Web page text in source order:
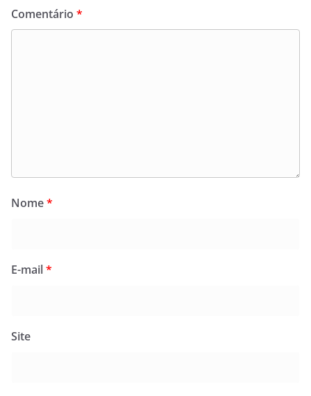
Comentário *
Nome*
E-mail*
Site